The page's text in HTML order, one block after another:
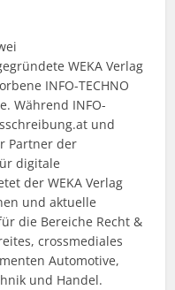
WEKA Verlag
INFO-TECHNO
Während INFO-
und
Partner der
digitale
der WEKA Verlag
und aktuelle
die Bereiche Recht &
crossmediales
Automotive,
und Handel.